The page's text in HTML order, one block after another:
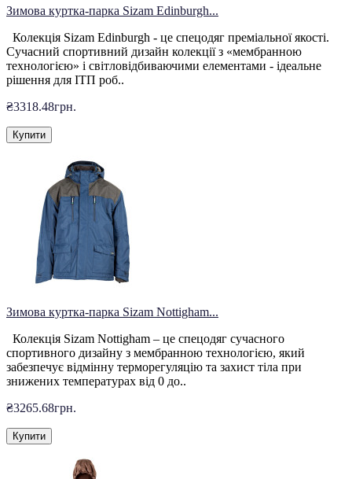
Зимова куртка-парка Sizam Edinburgh...
Колекція Sizam Edinburgh - це спецодяг преміальної якості.
Сучасний спортивний дизайн колекції з «мембранною
технологією» і світловідбиваючими елементами - ідеальне
рішення для ІТП роб..
₴3318.48грн.
Купити
Зимова куртка-парка Sizam Nottigham...
Колекція Sizam Nottigham – це спецодяг сучасного
спортивного дизайну з мембранною технологією, який
забезпечує відмінну терморегуляцію та захист тіла при
знижених температурах від 0 до..
₴3265.68грн.
Купити